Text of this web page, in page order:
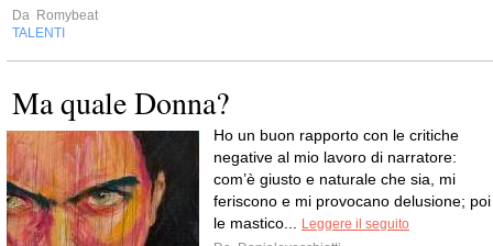
Da Romybeat
TALENTI
Ma quale Donna?
Ho un buon rapporto con le critiche
negative al mio lavoro di narratore:
com’è giusto e naturale che sia, mi
feriscono e mi provocano delusione; poi
le mastico...
Leggere il seguito